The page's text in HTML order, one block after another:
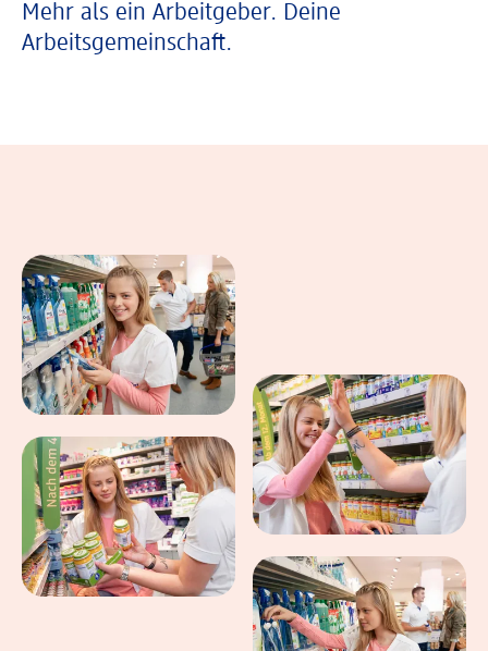
Mehr als ein Arbeitgeber. Deine
Arbeitsgemeinschaft.
Eindrücke aus dem Arbeitsalltag